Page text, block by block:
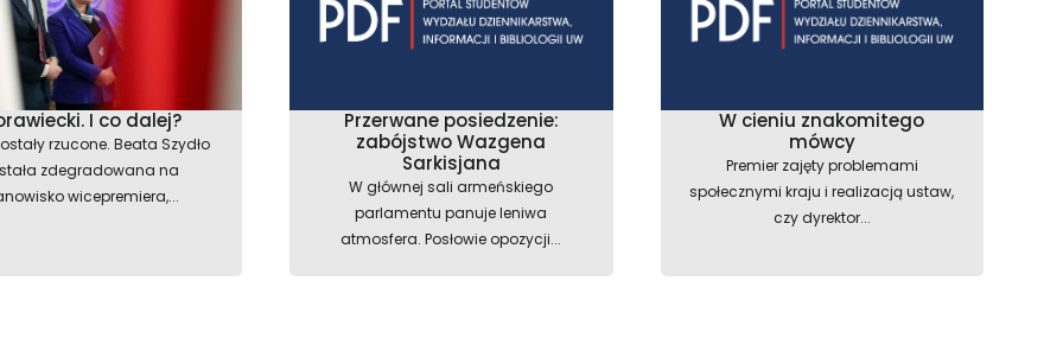
I co dalej?
rzucone. Beata Szydło
zdegradowana na
wicepremiera,...
Przerwane posiedzenie:
zabójstwo Wazgena
Sarkisjana
W głównej sali armeńskiego
parlamentu panuje leniwa
atmosfera. Posłowie opozycji...
W cieniu znakomitego
mówcy
Premier zajęty problemami
społecznymi kraju i realizacją ustaw,
czy dyrektor...